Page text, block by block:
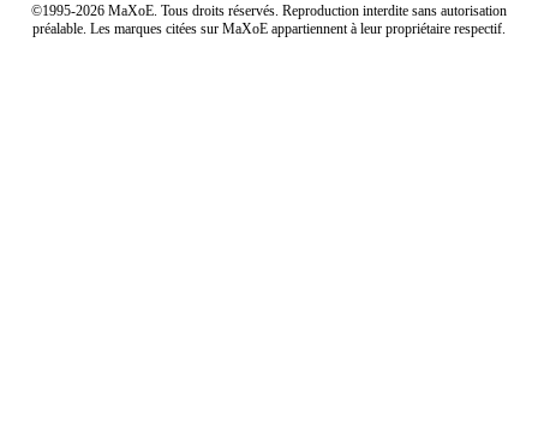
©1995-2026 MaXoE. Tous droits réservés. Reproduction interdite sans autorisation
préalable. Les marques citées sur MaXoE appartiennent à leur propriétaire respectif.